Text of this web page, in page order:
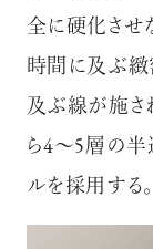
全に硬化させ
時間に及ぶ緻
及ぶ線が施さ
ら4～5層の半
ルを採用する。